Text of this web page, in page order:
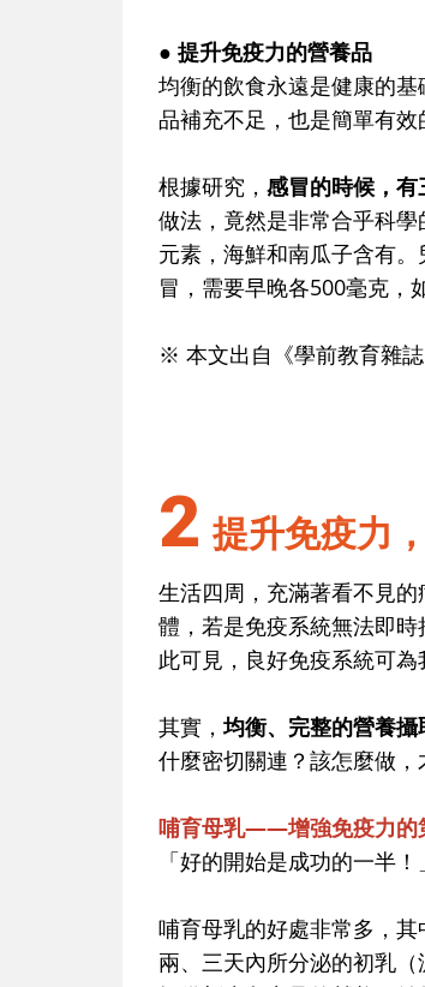
● 提升免疫力的營養品
均衡的飲食永遠是健康的
品補充不足，也是簡單有效
根據研究， 感冒的時候，有
做法，竟然是非常合乎科
元素，海鮮和南瓜子含有
冒，需要早晚各500毫克，
※ 本文出自《學前教育雜誌
2 提升免疫力
生活四周，充滿著看不見
體，若是免疫系統無法即
此可見， 良好免疫系統可
其實，均衡、完整的營養
什麼密切關連？該怎麼做
哺育母乳——增強免疫力的
「好的開始是成功的一半
哺育母乳的好處非常多，其
兩、三天內所分泌的初乳